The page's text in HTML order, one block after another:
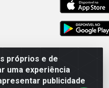
próprios e de
uma experiência
publicidade
Alto do Moura, 582 - Alto
55.040-120 - CNPJ